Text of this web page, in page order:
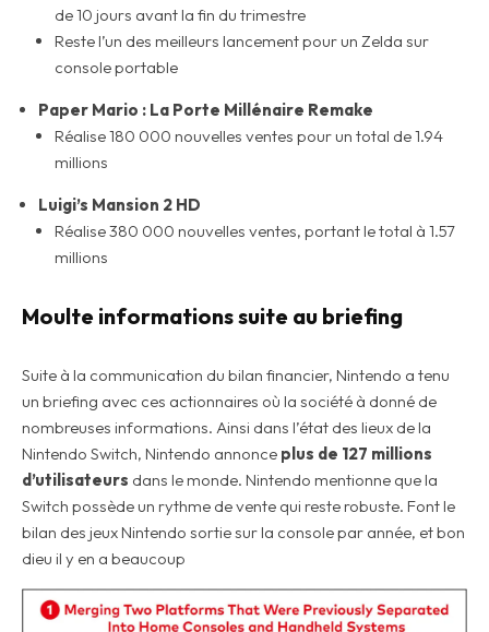
de 10 jours avant la fin du trimestre
Reste l’un des meilleurs lancement pour un Zelda sur
console portable
Paper Mario : La Porte Millénaire Remake
Réalise 180 000 nouvelles ventes pour un total de 1.94
millions
Luigi’s Mansion 2 HD
Réalise 380 000 nouvelles ventes, portant le total à 1.57
millions
Moulte informations suite au briefing
Suite à la communication du bilan financier, Nintendo a tenu
un briefing avec ces actionnaires où la société à donné de
nombreuses informations. Ainsi dans l’état des lieux de la
Nintendo Switch, Nintendo annonce plus de 127 millions
d’utilisateurs dans le monde. Nintendo mentionne que la
Switch possède un rythme de vente qui reste robuste. Font le
bilan des jeux Nintendo sortie sur la console par année, et bon
dieu il y en a beaucoup